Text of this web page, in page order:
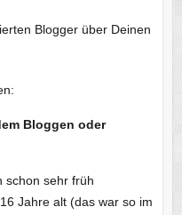
Blogger über Deinen
Bloggen oder
schon sehr früh
Jahre alt (das war so im